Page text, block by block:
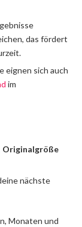
das fördert
eignen sich auch
im
Originalgröße
nächste
Monaten und